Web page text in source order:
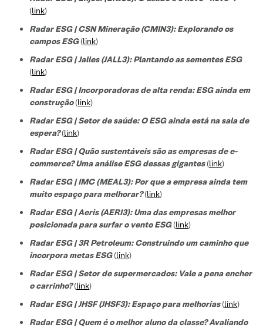
(link)
Radar ESG | CSN Mineração (CMIN3): Explorando os
campos ESG(link)
Radar ESG | Jalles (JALL3): Plantando as sementes ESG
(link)
Radar ESG | Incorporadoras de alta renda: ESG ainda em
construção(link)
Radar ESG | Setor de saúde: O ESG ainda está na sala de
espera?(link)
Radar ESG | Quão sustentáveis são as empresas de e-
commerce? Uma análise ESG dessas gigantes(link)
Radar ESG | IMC (MEAL3): Por que a empresa ainda tem
muito espaço para melhorar?(link)
Radar ESG | Aeris (AERI3): Uma das empresas melhor
posicionada para surfar o vento ESG(link)
Radar ESG | 3R Petroleum: Construindo um caminho que
incorpora metas ESG(link)
Radar ESG | Setor de supermercados: Vale a pena encher
o carrinho?(link)
Radar ESG | JHSF (JHSF3): Espaço para melhorias(link)
Radar ESG | Quem é o melhor aluno da classe? Avaliando